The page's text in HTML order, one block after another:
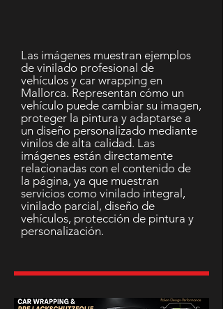
Las imágenes muestran ejemplos
de vinilado profesional de
vehículos y car wrapping en
Mallorca. Representan cómo un
vehículo puede cambiar su imagen,
proteger la pintura y adaptarse a
un diseño personalizado mediante
vinilos de alta calidad. Las
imágenes están directamente
relacionadas con el contenido de
la página, ya que muestran
servicios como vinilado integral,
vinilado parcial, diseño de
vehículos, protección de pintura y
personalización.